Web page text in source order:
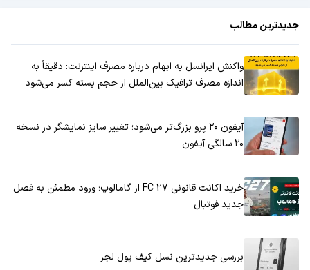
جدیدترین مطالب
واکنش ایرانسل به ابهام درباره مصرف اینترنت: دقیقاً به
اندازه مصرف ترافیک بین‌الملل از حجم بسته کسر می‌شود
آیفون ۲۰ پرو بزرگ‌تر می‌شود؛ تغییر سایز نمایشگر در نسخه
۲۰ سالگی آیفون
خرید اکانت قانونی FC 27 از گامالوپ؛ ورود مطمئن به فصل
جدید فوتبال
بررسی جدیدترین نسل کیف پول لجر